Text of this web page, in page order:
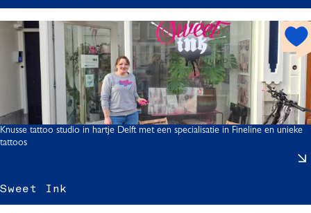
r
s
s
f
r
Sweet Ink
h
p
o
t
Knusse tattoo studio in hartje Delft met een specialisatie in Fineline en unieke
tattoos